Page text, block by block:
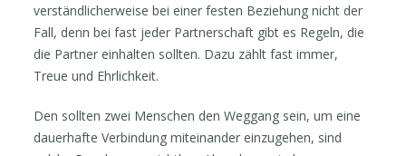
verständlicherweise bei einer festen Beziehung nicht der
Fall, denn bei fast jeder Partnerschaft gibt es Regeln, die
die Partner einhalten sollten. Dazu zählt fast immer,
Treue und Ehrlichkeit.
Den sollten zwei Menschen den Weggang sein, um eine
dauerhafte Verbindung miteinander einzugehen, sind